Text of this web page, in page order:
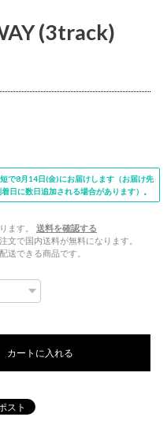
(3track)
で8月14日(金)にお届けします（お届け先
日に数日追加される場合があります）。
ます。
送料を確認する
文で国内送料が無料になります。
送できる商品です。
カートに入れる